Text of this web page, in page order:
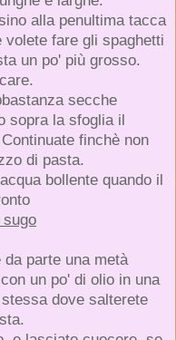
alla penultima tacca
fare gli spaghetti
un po' più grosso.
secche
sopra la sfoglia il
finchè non
di pasta.
bollente quando il
parte una metà
un po' di olio in una
dove salterete